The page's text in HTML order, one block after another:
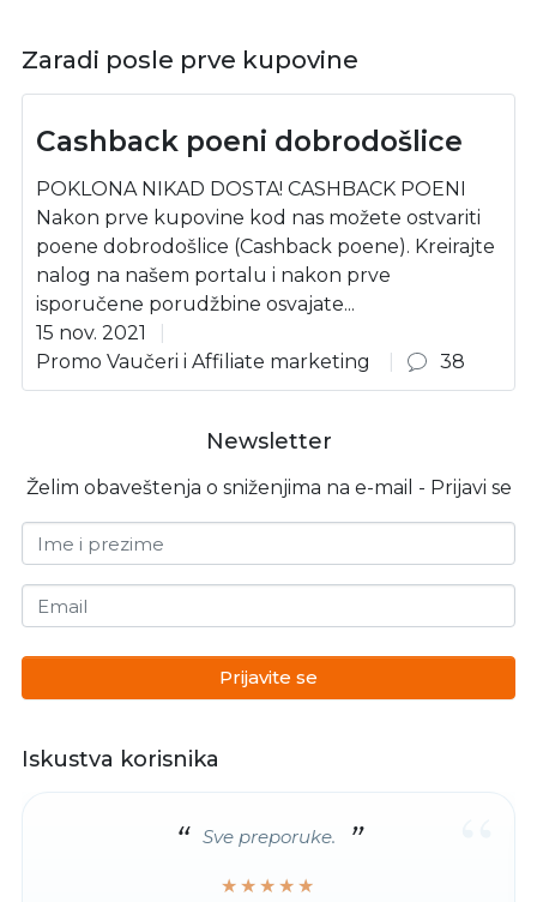
Zaradi posle prve kupovine
Cashback poeni dobrodošlice
POKLONA NIKAD DOSTA! CASHBACK POENI
Nakon prve kupovine kod nas možete ostvariti
poene dobrodošlice (Cashback poene). Kreirajte
nalog na našem portalu i nakon prve
isporučene porudžbine osvajate...
15 nov. 2021
Promo Vaučeri i Affiliate marketing
38
Newsletter
Želim obaveštenja o sniženjima na e-mail - Prijavi se
Ime i prezime
Email
Prijavite se
Iskustva korisnika
Sve preporuke.
★★★★★
★★★★★